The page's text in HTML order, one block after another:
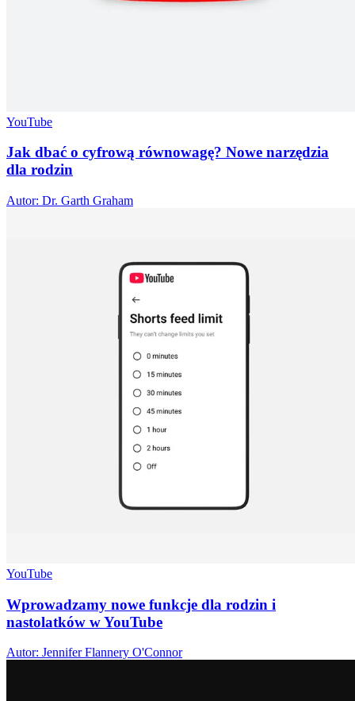
YouTube
Jak dbać o cyfrową równowagę? Nowe narzędzia
dla rodzin
Autor: Dr. Garth Graham
YouTube
Wprowadzamy nowe funkcje dla rodzin i
nastolatków w YouTube
Autor: Jennifer Flannery O'Connor